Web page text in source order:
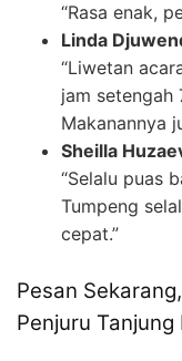
“Rasa enak,
Linda
“Liwetan
jam setengah
Makanannya
Sheilla
“Selalu puas
Tumpeng
cepat.”
Pesan
Penjuru Tanjung